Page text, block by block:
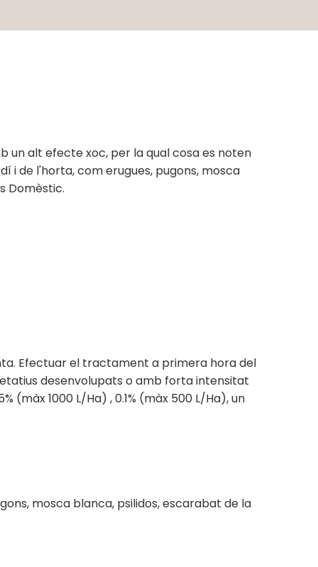
un alt efecte xoc, per la qual cosa es noten
i de l'horta, com erugues, pugons, mosca
Domèstic.
Efectuar el tractament a primera hora del
desenvolupats o amb forta intensitat
(màx 1000 L/Ha) , 0.1% (màx 500 L/Ha), un
mosca blanca, psilidos, escarabat de la